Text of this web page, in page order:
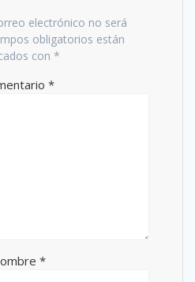
electrónico no será
obligatorios están
con *
*
*